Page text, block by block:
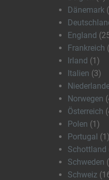
Dänemark
England
Frankreich
Irland (1)
Italien (3)
Norwegen
Österreich
Polen (1)
Portugal (1)
Schottland
Schweden
Schweiz